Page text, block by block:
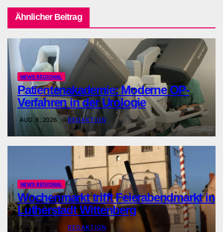
Ähnlicher Beitrag
NEWS REGIONAL
Patientenakademie: Moderne OP-
Verfahren in der Urologie
AUG. 8, 2026 REDAKTION
NEWS REGIONAL
Wochenmarkt trifft Feierabendmarkt in
Lutherstadt Wittenberg
AUG. 8, 2026 REDAKTION